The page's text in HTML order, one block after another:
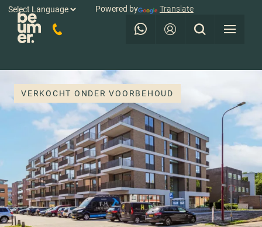
Powered by Translate
VERKOCHT ONDER VOORBEHOUD